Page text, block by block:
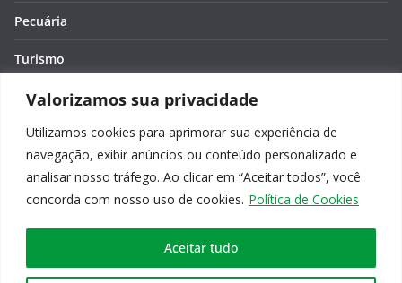
Valorizamos sua privacidade
Utilizamos cookies para aprimorar sua experiência de
navegação, exibir anúncios ou conteúdo personalizado e
analisar nosso tráfego. Ao clicar em “Aceitar todos”, você
concorda com nosso uso de cookies. Política de Cookies
Aceitar tudo
Pecuária
Turismo
Economia
Meio Ambiente
Editora: Verônica Macêdo
Copyright © 2026Agro na Bahia. Todos os direitos reservados.